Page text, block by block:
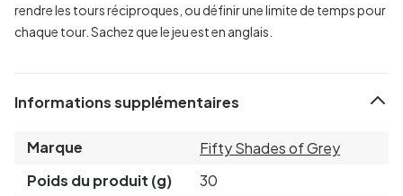
rendre les tours réciproques, ou définir une limite de temps pour
chaque tour. Sachez que le jeu est en anglais.
Informations supplémentaires
Marque
Fifty Shades of Grey
Poids du produit (g)
30